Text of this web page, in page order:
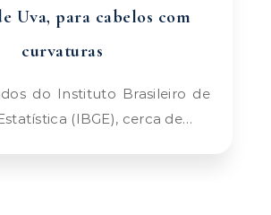
Uva, para cabelos com
curvaturas
(IBGE), cerca de…